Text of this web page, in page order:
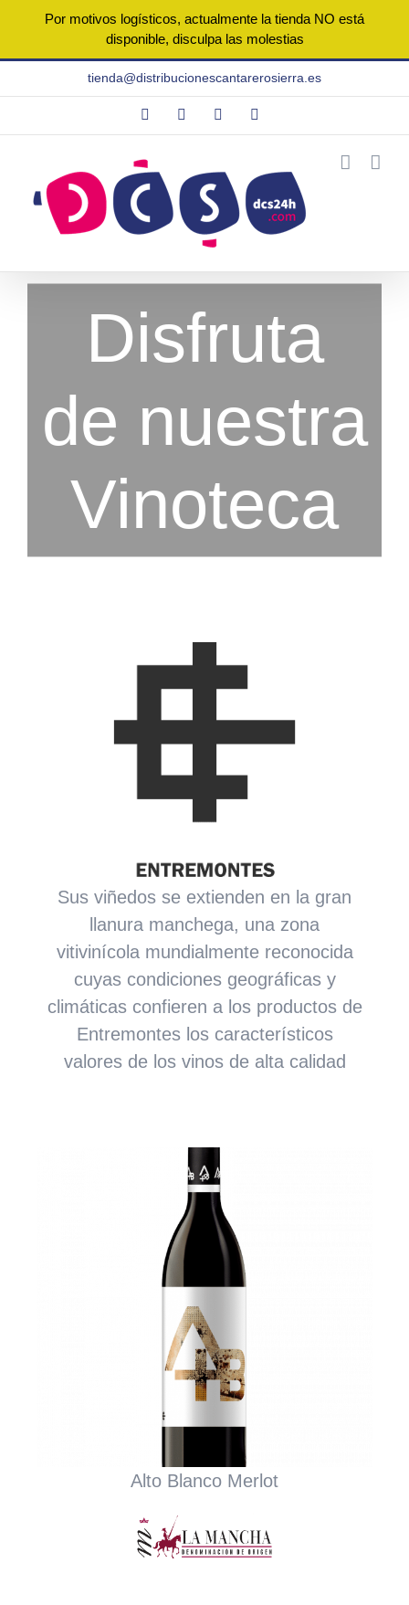
Por motivos logísticos, actualmente la tienda NO está
disponible, disculpa las molestias
al
tienda@distribucionescantarerosierra.es
FacebookInstagramWhatsApp
Disfruta
de nuestra
Vinoteca
Sus viñedos se extienden en la gran
llanura manchega, una zona
vitivinícola mundialmente reconocida
cuyas condiciones geográficas y
climáticas confieren a los productos de
Entremontes los característicos
valores de los vinos de alta calidad
Alto Blanco Merlot